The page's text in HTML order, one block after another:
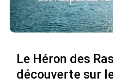
Le Héron des
découverte sur